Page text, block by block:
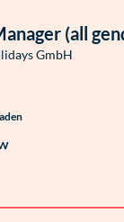
(all
GmbH